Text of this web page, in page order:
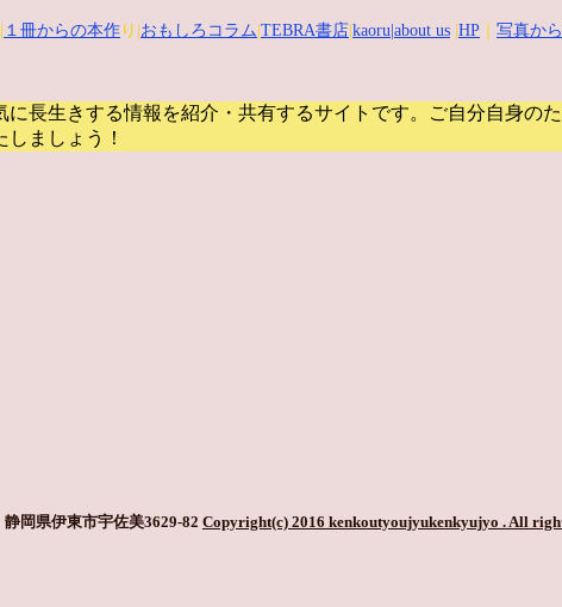
１冊からの本作 り| おもしろコラム TEBRA書店 kaoru |about us HP 写真か
長生きする情報を紹介・共有するサイトです。
ご自分自身の
ましょう！
岡県伊東市宇佐美3629-82 Copyright(c) 2016 kenkoutyoujyukenkyujyo . All